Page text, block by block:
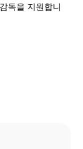
독을 지원합니